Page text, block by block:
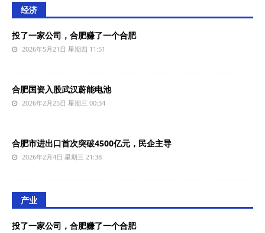
经济
投了一家公司，合肥赚了一个合肥
2026年5月21日 星期四 11:51
合肥国资入股武汉蔚能电池
2026年2月25日 星期三 00:34
合肥市进出口首次突破4500亿元，民企主导‌
2026年2月4日 星期三 21:38
产业
投了一家公司，合肥赚了一个合肥